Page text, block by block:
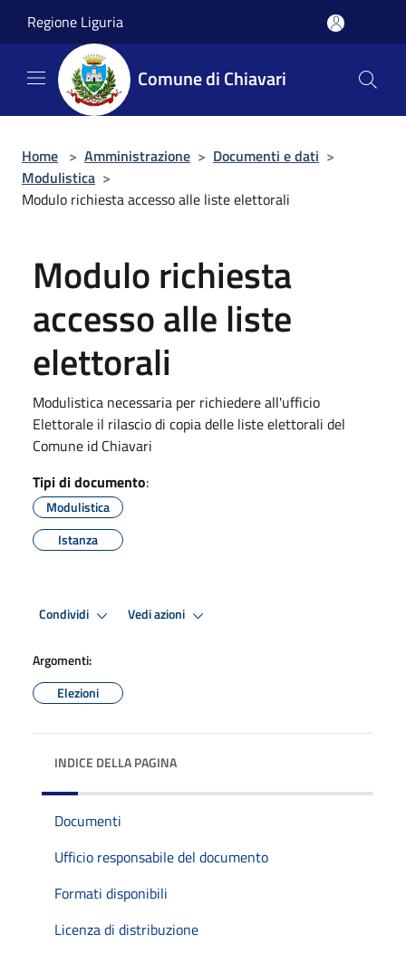
Regione Liguria
Comune di Chiavari
Home > Amministrazione > Documenti e dati >
Modulistica >
Modulo richiesta accesso alle liste elettorali
Modulo richiesta
accesso alle liste
elettorali
Modulistica necessaria per richiedere all'ufficio
Elettorale il rilascio di copia delle liste elettorali del
Comune id Chiavari
Tipi di documento:
Modulistica
Istanza
Condividi Vedi azioni
Argomenti:
Elezioni
INDICE DELLA PAGINA
Documenti
Ufficio responsabile del documento
Formati disponibili
Licenza di distribuzione